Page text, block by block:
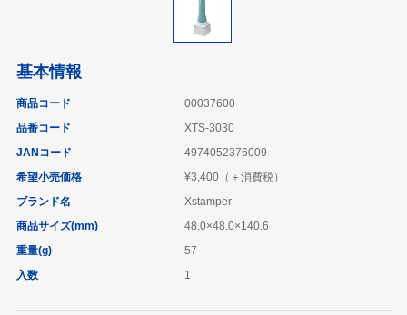
基本情報
商品コード
00037600
品番コード
XTS-3030
JANコード
4974052376009
希望小売価格
¥3,400（＋消費税）
ブランド名
Xstamper
商品サイズ(mm)
48.0×48.0×140.6
重量(g)
57
入数
1